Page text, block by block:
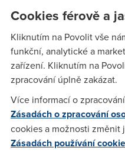
ADSL SÍŤ INTERNET PRO
díky za vzkazy odkazy mail
Anonym(22.3.2004 01:55:02)
----- The following
(reason: 550 5.1.1 User
550 5.1.1 User unknown)
Cookies férově a
Kliknutím na Povolit vše
funkční, analytické a
zařízení. Kliknutím na
zpracování úplně zakázat.
Více informací o
Zásadách o zpracování
cookies a možnosti
Zásadách používání